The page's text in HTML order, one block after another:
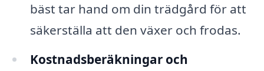
bäst tar hand om din trädgård för att
säkerställa att den växer och frodas.
Kostnadsberäkningar och